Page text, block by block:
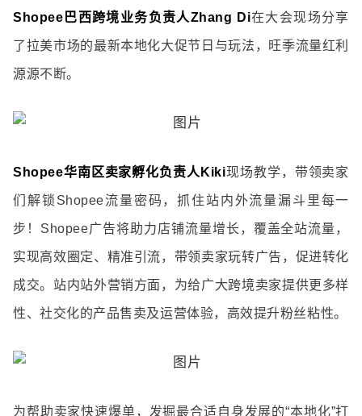
Shopee巴西跨境业务负责人Zhang Di在大会现场分享
了拉美市场的最新本地化大促节日与玩法，旺季流量红利
源源不断。
Shopee华南区卖家孵化负责人Kiki现场教学，带领卖家
们解锁Shopee流量密码，抓住站内外流量漏斗里每一
步！Shopee广告将助力店铺流量增长，覆盖全站流量，
实现高效圈定、精准引流，带领卖家玩转广告，促进转化
成交。站内站外营销方面，为给广大跨境卖家提供更多样
性、社交化的产品售卖及运营体验，高效提升粉丝粘性。
为帮助卖家快速爆单，发掘最合适自身发展的“本地化”打